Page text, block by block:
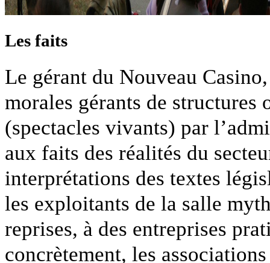
Les faits
Le gérant du Nouveau
morales gérants de structures
(spectacles vivants) par
aux faits des réalités du
interprétations des textes
les exploitants de la salle
reprises, à des entreprises
concrètement, les